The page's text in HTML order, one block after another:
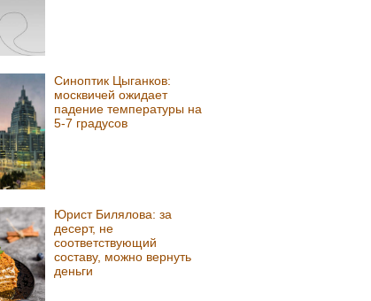
Синоптик Цыганков:
москвичей ожидает
падение температуры на
5-7 градусов
Юрист Билялова: за
десерт, не
соответствующий
составу, можно вернуть
деньги